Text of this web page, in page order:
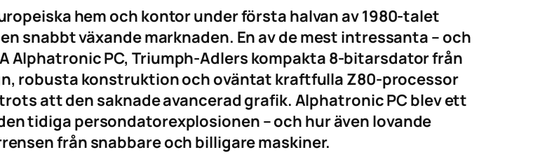
hem och kontor under första halvan av 1980-talet
snabbt växande marknaden. En av de mest intressanta – och
Alphatronic PC, Triumph-Adlers kompakta 8-bitarsdator från
robusta konstruktion och oväntat kraftfulla Z80-processor
att den saknade avancerad grafik. Alphatronic PC blev ett
tidiga persondatorexplosionen – och hur även lovande
från snabbare och billigare maskiner.